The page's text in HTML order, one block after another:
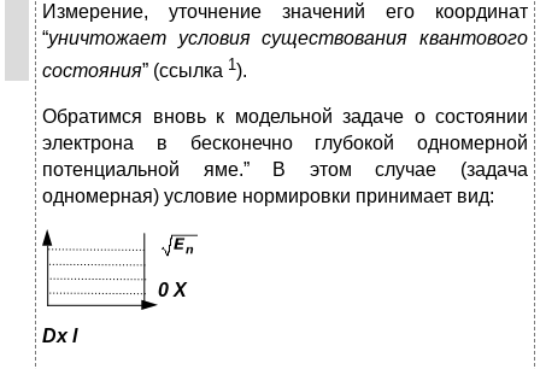
Измерение, уточнение значений его координат
“уничтожает условия существования квантового
состояния” (ссылка 1).
Обратимся вновь к модельной задаче о состоянии
электрона в бесконечно глубокой одномерной
потенциальной яме.” В этом случае (задача
одномерная) условие нормировки принимает вид:
0 X
Dx l